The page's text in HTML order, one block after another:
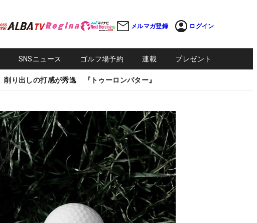
メルマガ登録 ログイン
SNSニュース ゴルフ場予約 連載 プレゼント
削り出しの打感が秀逸 『トゥーロンパター』